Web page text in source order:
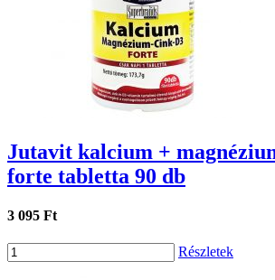
Jutavit kalcium +
forte tabletta 90 db
3 095 Ft
Részletek